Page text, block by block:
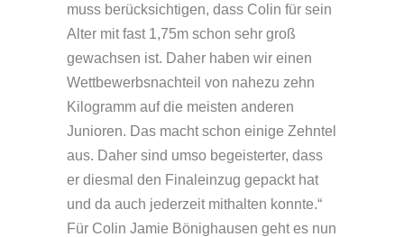
muss berücksichtigen, dass Colin für sein
Alter mit fast 1,75m schon sehr groß
gewachsen ist. Daher haben wir einen
Wettbewerbsnachteil von nahezu zehn
Kilogramm auf die meisten anderen
Junioren. Das macht schon einige Zehntel
aus. Daher sind umso begeisterter, dass
er diesmal den Finaleinzug gepackt hat
und da auch jederzeit mithalten konnte.“
Für Colin Jamie Bönighausen geht es nun